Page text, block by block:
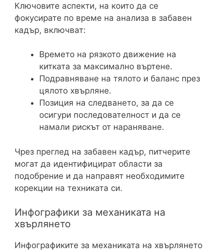
Ключовите аспекти, на които да се
фокусирате по време на анализа в забавен
кадър, включват:
Времето на рязкото движение на
китката за максимално въртене.
Подравняване на тялото и баланс през
цялото хвърляне.
Позиция на следването, за да се
осигури последователност и да се
намали рискът от нараняване.
Чрез преглед на забавен кадър, питчерите
могат да идентифицират области за
подобрение и да направят необходимите
корекции на техниката си.
Инфографики за механиката на
хвърлянето
Инфографиките за механиката на хвърлянето